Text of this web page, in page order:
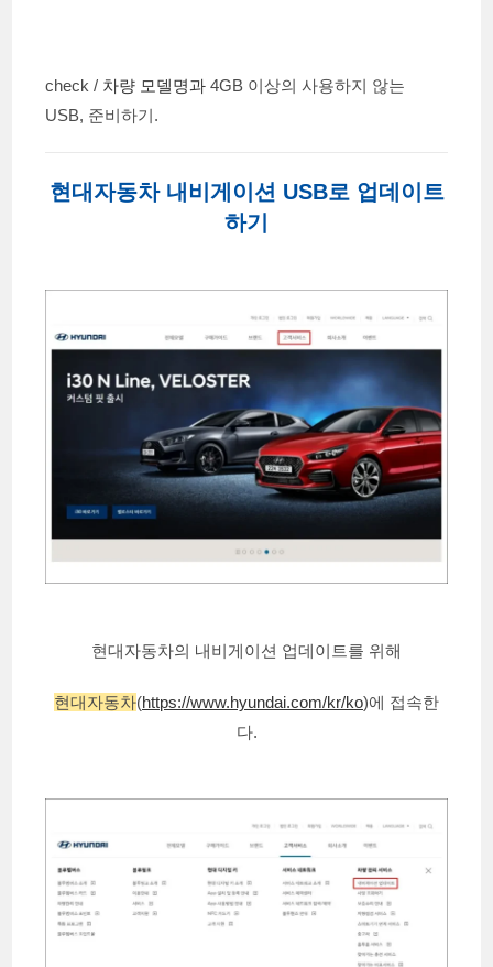
check / 차량 모델명과4GB 이상의 사용하지 않는
USB, 준비하기.
현대자동차 내비게이션 USB로 업데이트
하기
현대자동차의 내비게이션 업데이트를 위해
현대자동차(https://www.hyundai.com/kr/ko)에 접속한
다.